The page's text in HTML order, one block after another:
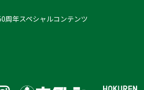
周年スペシャルコンテンツ